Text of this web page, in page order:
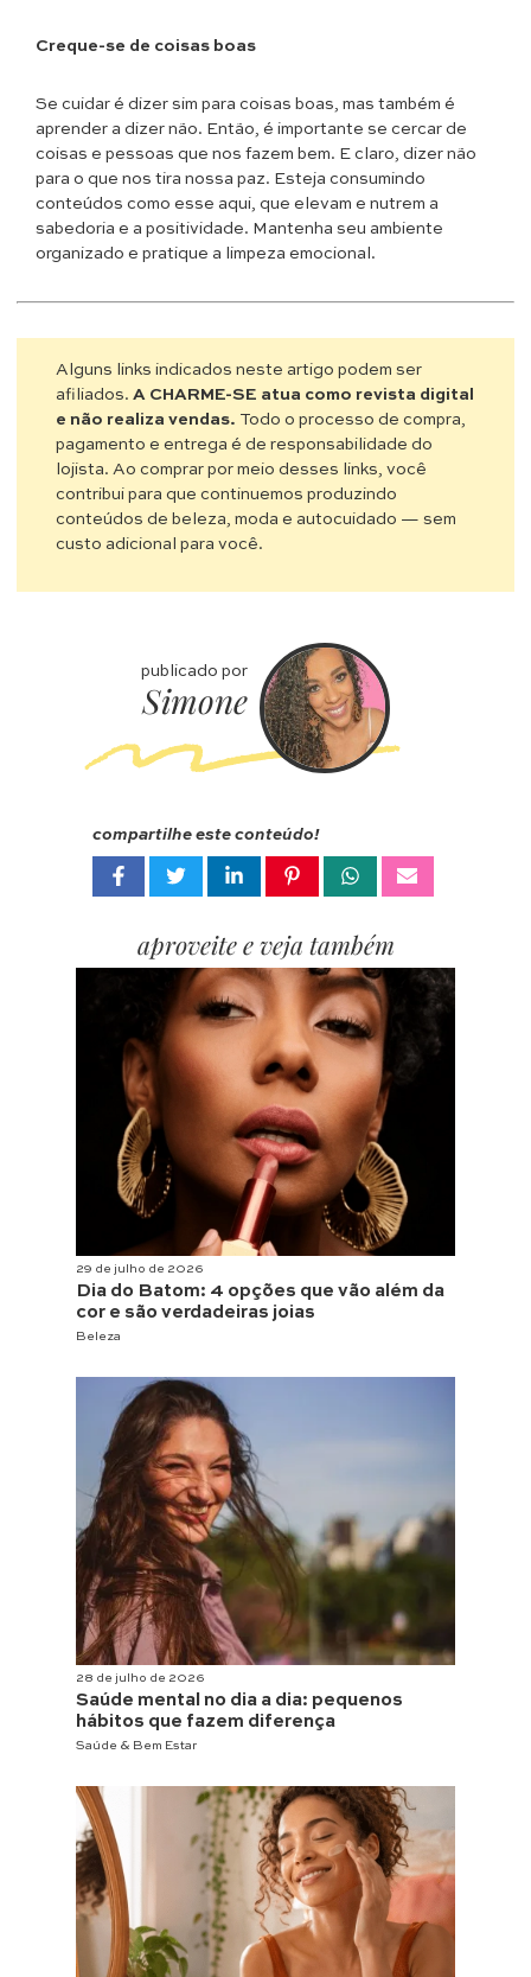
Creque-se de coisas boas
Se cuidar é dizer sim para coisas boas, mas também é
aprender a dizer não. Então, é importante se cercar de
coisas e pessoas que nos fazem bem. E claro, dizer não
para o que nos tira nossa paz. Esteja consumindo
conteúdos como esse aqui, que elevam e nutrem a
sabedoria e a positividade. Mantenha seu ambiente
organizado e pratique a limpeza emocional.
Alguns links indicados neste artigo podem ser
afiliados.A CHARME-SE atua como revista digital
e não realiza vendas. Todo o processo de compra,
pagamento e entrega é de responsabilidade do
lojista. Ao comprar por meio desses links, você
contribui para que continuemos produzindo
conteúdos de beleza, moda e autocuidado — sem
custo adicional para você.
compartilhe este conteúdo!
publicado por
Simone
aproveite e veja também
29 de julho de 2026
Dia do Batom: 4 opções que vão além da
cor e são verdadeiras joias
Beleza
28 de julho de 2026
Saúde mental no dia a dia: pequenos
hábitos que fazem diferença
Saúde & Bem Estar